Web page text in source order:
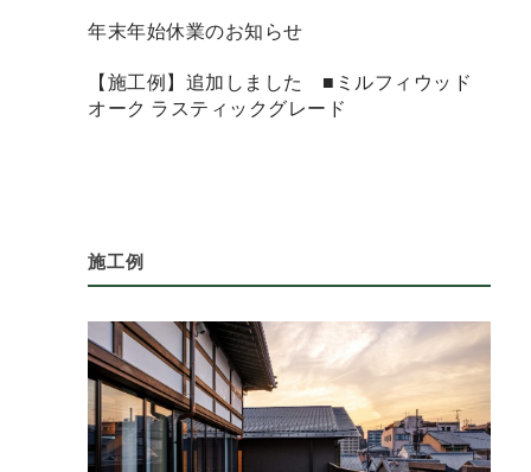
年末年始休業のお知らせ
【施工例】追加しました ■ミルフィウッド
オーク ラスティックグレード
施工例